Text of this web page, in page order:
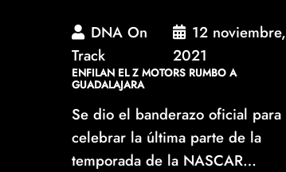
DNA On
Track
12 noviembre,
2021
ENFILAN EL Z MOTORS RUMBO A
GUADALAJARA
Se dio el banderazo oficial para
celebrar la última parte de la
temporada de la NASCAR…